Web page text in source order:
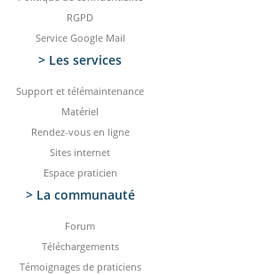
RGPD
Service Google Mail
> Les services
Support et télémaintenance
Matériel
Rendez-vous en ligne
Sites internet
Espace praticien
> La communauté
Forum
Téléchargements
Témoignages de praticiens